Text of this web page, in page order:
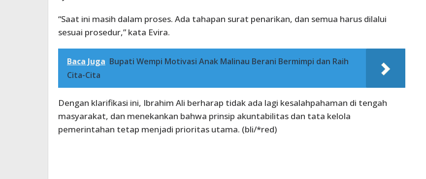
“Saat ini masih dalam proses. Ada tahapan surat penarikan, dan semua harus dilalui
sesuai prosedur,” kata Evira.
Baca Juga Bupati Wempi Motivasi Anak Malinau Berani Bermimpi dan Raih
Cita-Cita
Dengan klarifikasi ini, Ibrahim Ali berharap tidak ada lagi kesalahpahaman di tengah
masyarakat, dan menekankan bahwa prinsip akuntabilitas dan tata kelola
pemerintahan tetap menjadi prioritas utama. (bli/*red)